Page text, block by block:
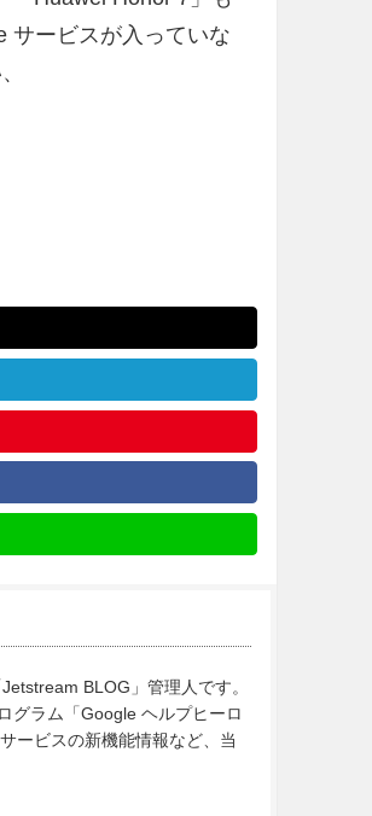
サービスが入っていな
BLOG」管理人です。
グラム「Google ヘルプヒーロ
ービスの新機能情報など、当